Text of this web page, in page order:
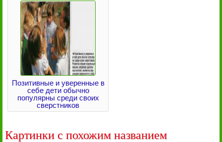
Позитивные и уверенные в
себе дети обычно
популярны среди своих
сверстников
Картинки с похожим названием